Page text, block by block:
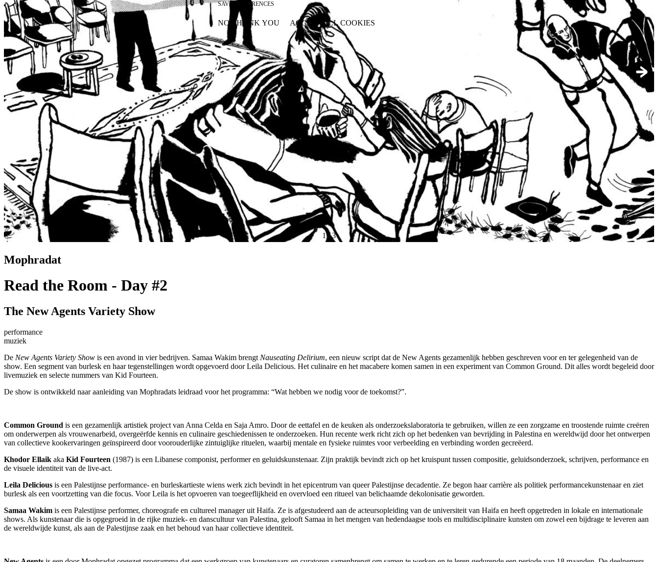
1/3
Mophradat
Read the Room - Day #2
The New Agents Variety Show
performance
muziek
De New Agents Variety Show is een avond in vier bedrijven. Samaa Wakim brengt Nauseating Delirium, een nieuw script dat de New Agents gezamenlijk hebben geschreven voor en ter gelegenheid van de
show. Een segment van burlesk en haar tegenstellingen wordt opgevoerd door Leila Delicious. Het culinaire en het macabere komen samen in een experiment van Common Ground. Dit alles wordt begeleid door
livemuziek en selecte nummers van Kid Fourteen.
De show is ontwikkeld naar aanleiding van Mophradats leidraad voor het programma: “Wat hebben we nodig voor de toekomst?”.
Common Ground is een gezamenlijk artistiek project van Anna Celda en Saja Amro. Door de eettafel en de keuken als onderzoekslaboratoria te gebruiken, willen ze een zorgzame en troostende ruimte creëren
om onderwerpen als vrouwenarbeid, overgeërfde kennis en culinaire geschiedenissen te onderzoeken. Hun recente werk richt zich op het bedenken van bevrijding in Palestina en wereldwijd door het ontwerpen
van collectieve kookervaringen geïnspireerd door voorouderlijke zintuiglijke rituelen, waarbij mentale en fysieke ruimtes voor verbeelding en verbinding worden gecreëerd.
Khodor Ellaik aka Kid Fourteen (1987) is een Libanese componist, performer en geluidskunstenaar. Zijn praktijk bevindt zich op het kruispunt tussen compositie, geluidsonderzoek, schrijven, performance en
de visuele identiteit van de live-act.
Leila Delicious is een Palestijnse performance- en burleskartieste wiens werk zich bevindt in het epicentrum van queer Palestijnse decadentie. Ze begon haar carrière als politiek performancekunstenaar en ziet
burlesk als een voortzetting van die focus. Voor Leila is het opvoeren van toegeeflijkheid en overvloed een ritueel van belichaamde dekolonisatie geworden.
Samaa Wakim is een Palestijnse performer, choreografe en cultureel manager uit Haifa. Ze is afgestudeerd aan de acteursopleiding van de universiteit van Haifa en heeft opgetreden in lokale en internationale
shows. Als kunstenaar die is opgegroeid in de rijke muziek- en danscultuur van Palestina, gelooft Samaa in het mengen van hedendaagse tools en multidisciplinaire kunsten om zowel een bijdrage te leveren aan
de wereldwijde kunst, als aan de Palestijnse zaak en het behoud van haar collectieve identiteit.
SAVE PREFERENCES
NO THANK YOU ACCEPT ALL COOKIES
WITHDRAW CONSENT